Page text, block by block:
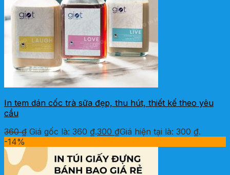
In tem dán cốc trà sữa đẹp, thu hút, thiết kế theo yêu
cầu
360₫ Giá gốc là: 360 ₫.300 ₫Giá hiện tại là: 300 ₫.
-14%